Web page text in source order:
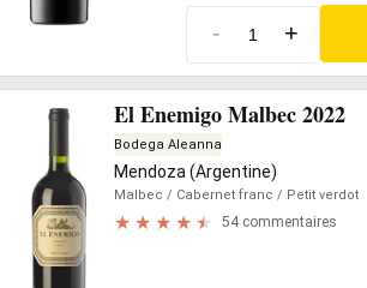
- +
El Enemigo Malbec 2022
Bodega Aleanna
Mendoza (Argentine)
Malbec / Cabernet franc / Petit verdot
54 commentaires